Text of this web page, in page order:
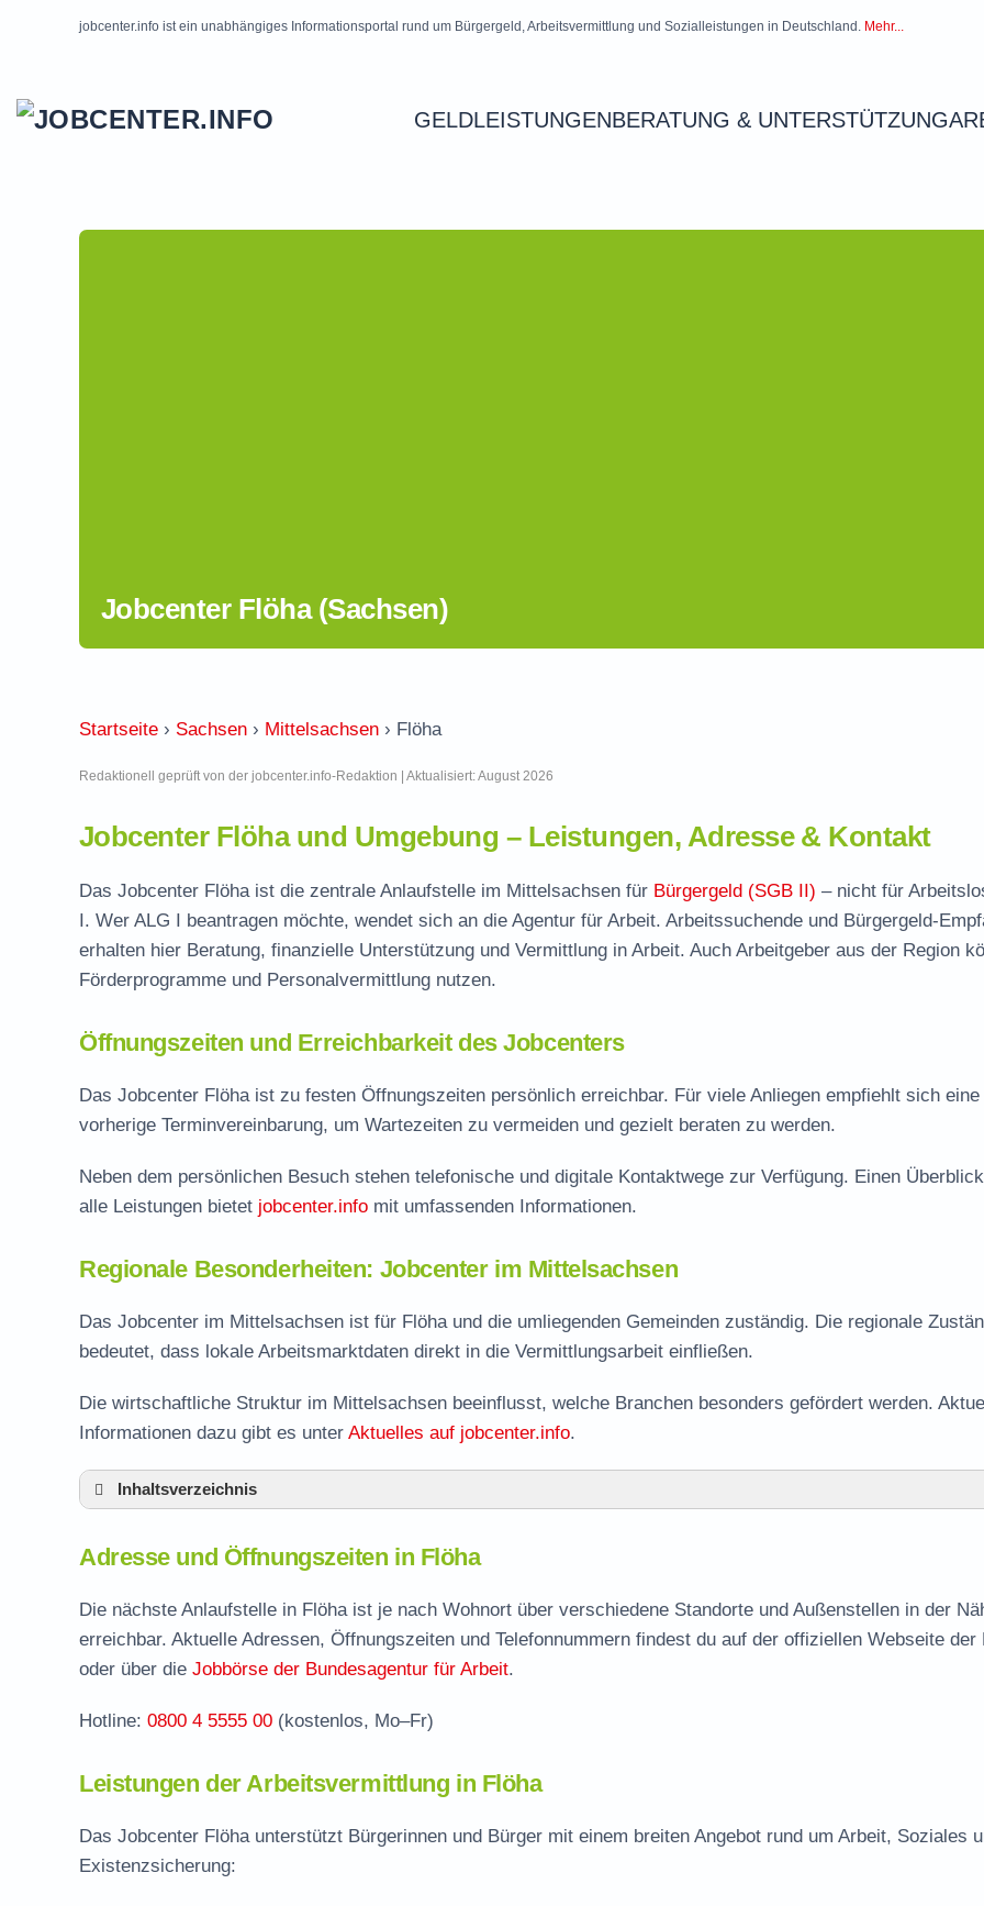
jobcenter.info ist ein unabhängiges Informationsportal rund um Bürgergeld, Arbeitsvermittlung und Sozialleistungen in Deutschland. Mehr...
GELDLEISTUNGENBERATUNG & UNTERSTÜTZUNG
Jobcenter Flöha (Sachsen)
Startseite › Sachsen › Mittelsachsen › Flöha
Redaktionell geprüft von der jobcenter.info-Redaktion | Aktualisiert: August 2026
Jobcenter Flöha und Umgebung – Leistungen, Adresse & Kontakt
Das Jobcenter Flöha ist die zentrale Anlaufstelle im Mittelsachsen für Bürgergeld (SGB II) – nicht für
I. Wer ALG I beantragen möchte, wendet sich an die Agentur für Arbeit. Arbeitssuchende und Bürgergeld-
erhalten hier Beratung, finanzielle Unterstützung und Vermittlung in Arbeit. Auch Arbeitgeber aus der Region
Förderprogramme und Personalvermittlung nutzen.
Öffnungszeiten und Erreichbarkeit des Jobcenters
Das Jobcenter Flöha ist zu festen Öffnungszeiten persönlich erreichbar. Für viele Anliegen empfiehlt sich eine
vorherige Terminvereinbarung, um Wartezeiten zu vermeiden und gezielt beraten zu werden.
Neben dem persönlichen Besuch stehen telefonische und digitale Kontaktwege zur Verfügung. Einen
alle Leistungen bietet jobcenter.info mit umfassenden Informationen.
Regionale Besonderheiten: Jobcenter im Mittelsachsen
Das Jobcenter im Mittelsachsen ist für Flöha und die umliegenden Gemeinden zuständig. Die regionale
bedeutet, dass lokale Arbeitsmarktdaten direkt in die Vermittlungsarbeit einfließen.
Die wirtschaftliche Struktur im Mittelsachsen beeinflusst, welche Branchen besonders gefördert werden.
Informationen dazu gibt es unter Aktuelles auf jobcenter.info.
Inhaltsverzeichnis
Leistungen der Arbeitsvermittlung in Flöha
Termin vereinbaren und Bürgergeld beantragen
Jobcenter Mittelsachsen – zuständige Stelle
Stellenangebote und Jobbörse in Flöha
Häufige Fragen rund ums Jobcenter
Adresse und Öffnungszeiten in Flöha
Die nächste Anlaufstelle in Flöha ist je nach Wohnort über verschiedene Standorte und Außenstellen in der
erreichbar. Aktuelle Adressen, Öffnungszeiten und Telefonnummern findest du auf der offiziellen Webseite der
oder über die Jobbörse der Bundesagentur für Arbeit.
Hotline: 0800 4 5555 00 (kostenlos, Mo–Fr)
Leistungen der Arbeitsvermittlung in Flöha
Das Jobcenter Flöha unterstützt Bürgerinnen und Bürger mit einem breiten Angebot rund um Arbeit, Soziales
Existenzsicherung: